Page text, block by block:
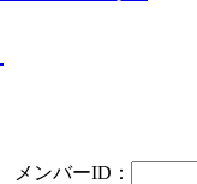
メンバーID：